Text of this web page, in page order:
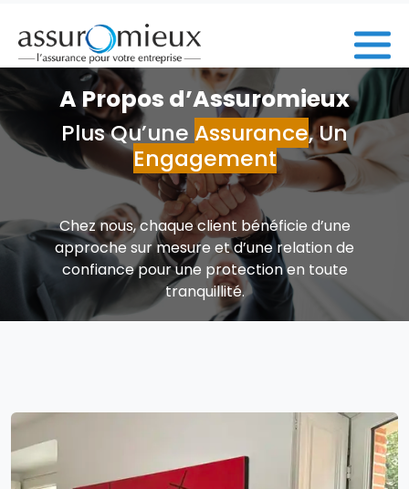
A Propos d’Assuromieux
Plus Qu’une Assurance, Un
Engagement
Chez nous, chaque client bénéficie d’une
approche sur mesure et d’une relation de
confiance pour une protection en toute
tranquillité.